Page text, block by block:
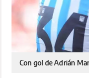
Con gol de Adrián